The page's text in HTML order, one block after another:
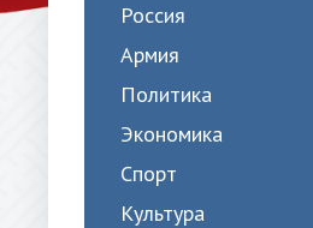
Россия
Армия
Политика
Экономика
Спорт
Культура